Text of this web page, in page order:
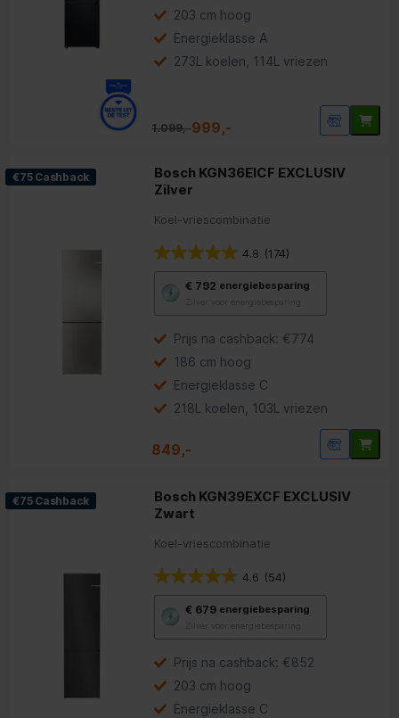
Youreko’s
voor
energiebesparing.
203 cm hoog
Energieklasse A
273L koelen, 114L vriezen
1.099,-999,-
€75 Cashback
Bosch KGN36EICF EXCLUSIV
Zilver
Koel-vriescombinatie
4.8 (174)
€ 792 energiebesparing
Zilver voor energiebesparing
Youreko’s
voor
energiebesparing.
Prijs na cashback: €774
186 cm hoog
Energieklasse C
218L koelen, 103L vriezen
849,-
€75 Cashback
Bosch KGN39EXCF EXCLUSIV
Zwart
Koel-vriescombinatie
4.6 (54)
€ 679 energiebesparing
Zilver voor energiebesparing
Youreko’s
voor
energiebesparing.
Prijs na cashback: €852
203 cm hoog
Energieklasse C